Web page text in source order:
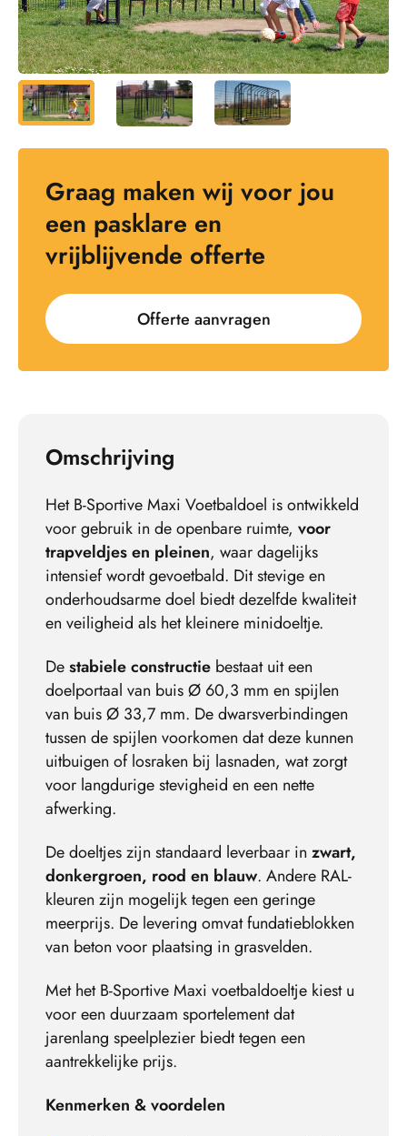
Graag maken wij voor jou
een pasklare en
vrijblijvende offerte
Offerte aanvragen
Omschrijving
Het B-Sportive Maxi Voetbaldoel is ontwikkeld
voor gebruik in de openbare ruimte, voor
trapveldjes en pleinen, waar dagelijks
intensief wordt gevoetbald. Dit stevige en
onderhoudsarme doel biedt dezelfde kwaliteit
en veiligheid als het kleinere minidoeltje.
Destabiele constructie bestaat uit een
doelportaal van buis Ø 60,3 mm en spijlen
van buis Ø 33,7 mm. De dwarsverbindingen
tussen de spijlen voorkomen dat deze kunnen
uitbuigen of losraken bij lasnaden, wat zorgt
voor langdurige stevigheid en een nette
afwerking.
De doeltjes zijn standaard leverbaar in zwart,
donkergroen, rood en blauw. Andere RAL-
kleuren zijn mogelijk tegen een geringe
meerprijs. De levering omvat fundatieblokken
van beton voor plaatsing in grasvelden.
Met het B-Sportive Maxi voetbaldoeltje kiest u
voor een duurzaam sportelement dat
jarenlang speelplezier biedt tegen een
aantrekkelijke prijs.
Kenmerken & voordelen